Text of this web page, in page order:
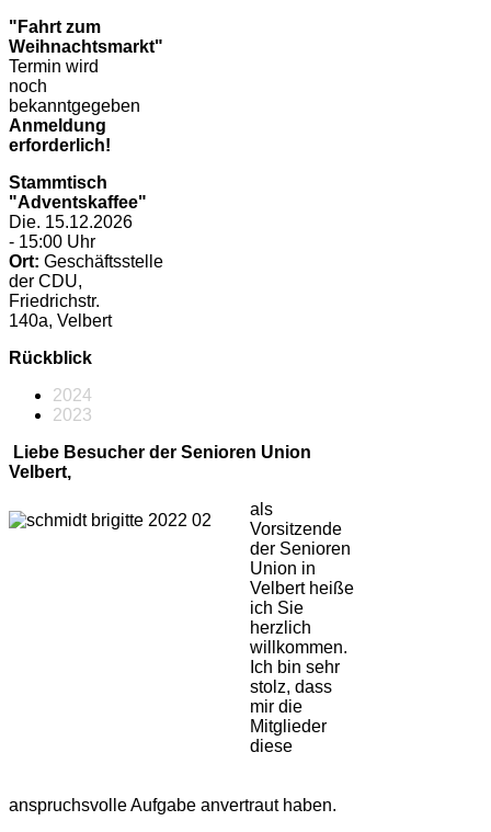
"Fahrt zum
Weihnachtsmarkt"
Termin wird
noch
bekanntgegeben
Anmeldung
erforderlich!
Stammtisch
"Adventskaffee"
Die. 15.12.2026
- 15:00 Uhr
Ort: Geschäftsstelle
der CDU,
Friedrichstr.
140a, Velbert
Rückblick
2024
2023
Liebe Besucher der Senioren Union
Velbert,
als
Vorsitzende
der Senioren
Union in
Velbert heiße
ich Sie
herzlich
willkommen.
Ich bin sehr
stolz, dass
mir die
Mitglieder
diese
anspruchsvolle Aufgabe anvertraut haben.